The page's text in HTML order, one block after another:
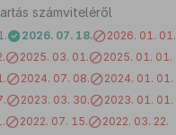
számviteléről
2026. 07. 18.
2026. 01. 01.
2025. 03. 01.
2025. 01. 01.
2024. 07. 08.
2024. 01. 01.
2023. 03. 30.
2023. 01. 01.
2022. 07. 15.
2022. 03. 22.